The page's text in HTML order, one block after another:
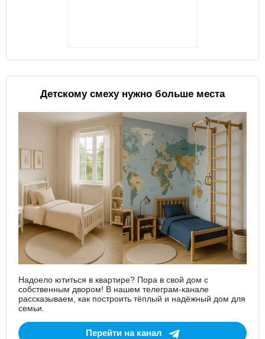
Детскому смеху нужно больше места
Надоело ютиться в квартире? Пора в свой дом с
собственным двором! В нашем телеграм-канале
рассказываем, как построить тёплый и надёжный дом для
семьи.
Перейти на канал